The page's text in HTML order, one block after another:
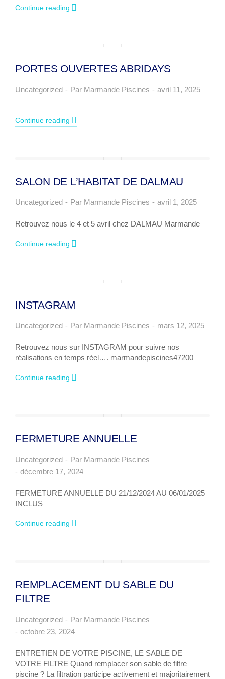
Continue reading
PORTES OUVERTES ABRIDAYS
Uncategorized Par Marmande Piscines avril 11, 2025
Continue reading
SALON DE L’HABITAT DE DALMAU
Uncategorized Par Marmande Piscines avril 1, 2025
Retrouvez nous le 4 et 5 avril chez DALMAU Marmande
Continue reading
INSTAGRAM
Uncategorized Par Marmande Piscines mars 12, 2025
Retrouvez nous sur INSTAGRAM pour suivre nos
réalisations en temps réel…. marmandepiscines47200
Continue reading
FERMETURE ANNUELLE
Uncategorized Par Marmande Piscines
décembre 17, 2024
FERMETURE ANNUELLE DU 21/12/2024 AU 06/01/2025
INCLUS
Continue reading
REMPLACEMENT DU SABLE DU
FILTRE
Uncategorized Par Marmande Piscines
octobre 23, 2024
ENTRETIEN DE VOTRE PISCINE, LE SABLE DE
VOTRE FILTRE Quand remplacer son sable de filtre
piscine ? La filtration participe activement et majoritairement